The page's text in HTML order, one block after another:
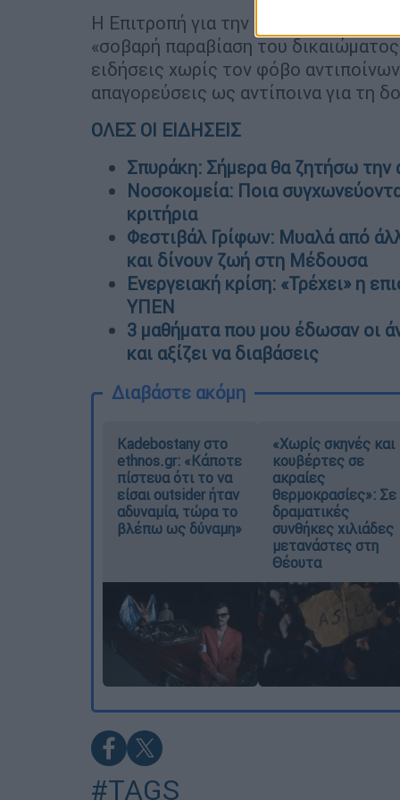
Η Επιτροπή για την Προστασία των
«σοβαρή παραβίαση του
ειδήσεις χωρίς τον φόβο
απαγορεύσεις ως αντίποινα για τη
ΟΛΕΣ ΟΙ ΕΙΔΗΣΕΙΣ
Σπυράκη: Σήμερα θα ζητήσω την
Νοσοκομεία: Ποια
κριτήρια
Φεστιβάλ Γρίφων: Μυαλά από
και δίνουν ζωή στη Μέδουσα
Ενεργειακή κρίση: «Τρέχει» η
ΥΠΕΝ
3 μαθήματα που μου έδωσαν οι
και αξίζει να διαβάσεις
Διαβάστε ακόμη
Kadebostany στο
ethnos.gr: «Κάποτε
πίστευα ότι το να
είσαι outsider ήταν
αδυναμία, τώρα το
βλέπω ως δύναμη»
«Χωρίς σκηνές και
κουβέρτες σε
ακραίες
θερμοκρασίες»: Σε
δραματικές
συνθήκες χιλιάδες
μετανάστες στη
Θέουτα
#TAGS